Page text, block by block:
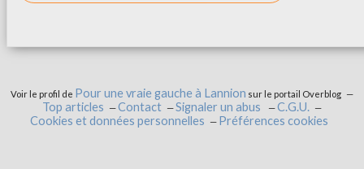
Voir le profil de Pour une vraie gauche à Lannion sur le portail Overblog
Top articles Contact Signaler un abus
C.G.U.
Cookies et données personnelles
Préférences cookies